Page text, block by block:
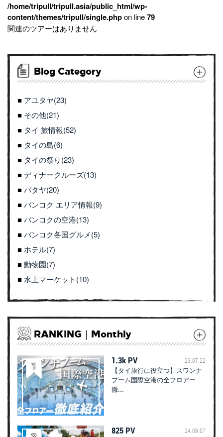
/home/tripull/tripull.asia/public_html/wp-
content/themes/tripull/single.phpon line79
関連のツアーはありません
Blog Category
アユタヤ(23)
その他(21)
タイ 旅情報(52)
タイの島(6)
タイの祭り(23)
ディナークルーズ(13)
パタヤ(20)
バンコク エリア情報(9)
バンコクの空港(13)
バンコク各国グルメ(5)
ホテル(7)
動物園(7)
水上マーケット(10)
RANKING｜Monthly
1.3k PV 23.07.22
【タイ旅行に役立つ】スワンナ
プーム国際空港の全フロアー
徹...
825 PV 24.09.07